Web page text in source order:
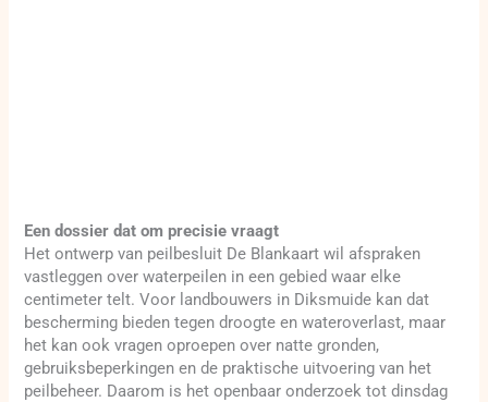
Een dossier dat om precisie vraagt
Het ontwerp van peilbesluit De Blankaart wil afspraken
vastleggen over waterpeilen in een gebied waar elke
centimeter telt. Voor landbouwers in Diksmuide kan dat
bescherming bieden tegen droogte en wateroverlast, maar
het kan ook vragen oproepen over natte gronden,
gebruiksbeperkingen en de praktische uitvoering van het
peilbeheer. Daarom is het openbaar onderzoek tot dinsdag